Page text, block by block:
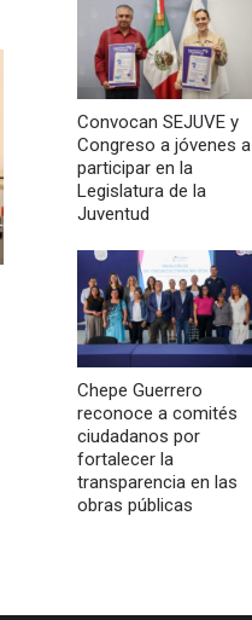
Convocan SEJUVE y
Congreso a jóvenes a
participar en la
Legislatura de la
Juventud
Chepe Guerrero
reconoce a comités
ciudadanos por
fortalecer la
transparencia en las
obras públicas